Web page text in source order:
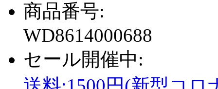
商品番号:
WD8614000688
セール開催中: